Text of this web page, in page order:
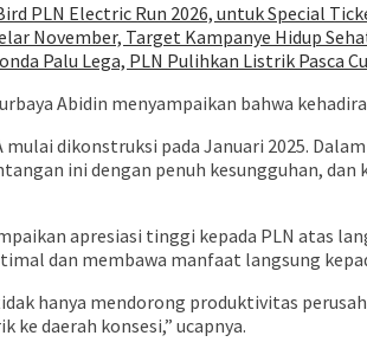
PLN Electric Run 2026, untuk Special
November, Target Kampanye Hidup
Palu Lega, PLN Pulihkan Listrik Pasca
Abidin menyampaikan bahwa
mulai dikonstruksi pada Januari 2025.
ini dengan penuh kesungguhan,
apresiasi tinggi kepada PLN atas
dan membawa manfaat langsung
hanya mendorong produktivitas
ke daerah konsesi,” ucapnya.